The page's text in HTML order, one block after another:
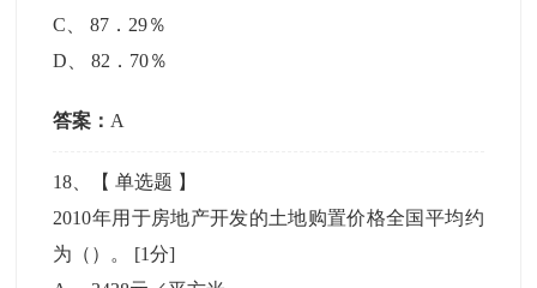
C 、87．29％
D 、82．70％
答案： A
18 、【单选题 】
2010年用于房地产开发的土地购置价格全国平均约
为（）。 [1分]